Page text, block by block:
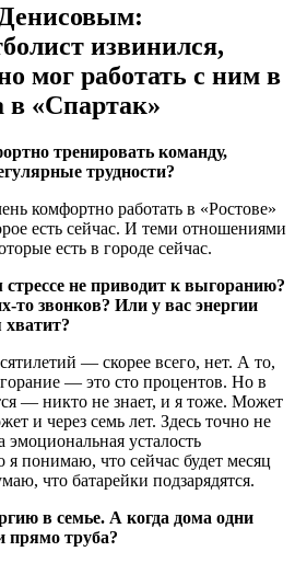
извинился,
мог работать с ним в
в «Спартак»
тренировать команду,
трудности?
комфортно работать в «Ростове»
есть сейчас. И теми отношениями
есть в городе сейчас.
не приводит к выгоранию?
то звонков? Или у вас энергии
хватит?
— скорее всего, нет. А то,
— это сто процентов. Но в
— никто не знает, и я тоже. Может
и через семь лет. Здесь точно не
эмоциональная усталость
я понимаю, что сейчас будет месяц
что батарейки подзарядятся.
в семье. А когда дома одни
прямо труба?